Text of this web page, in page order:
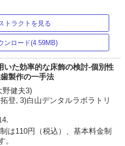
トラクトを見る
ンロード(4.59MB)
いた効率的な床飾の検討-個別性
製作の一手法
野健夫3)
登, 3)白山デンタルラボラトリ
は110円（税込）、基本料金制
。